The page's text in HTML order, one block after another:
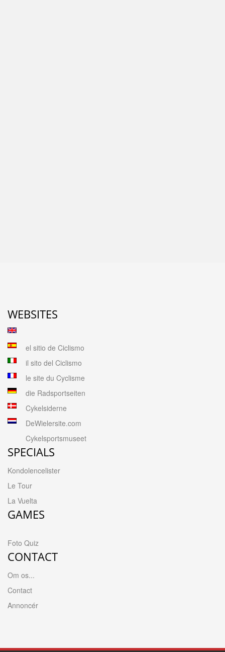
WEBSITES
el sitio de Ciclismo
il sito del Ciclismo
le site du Cyclisme
die Radsportseiten
Cykelsiderne
DeWielersite.com
Cykelsportsmuseet
SPECIALS
Kondolencelister
Le Tour
La Vuelta
GAMES
Foto Quiz
CONTACT
Om os...
Contact
Annoncér